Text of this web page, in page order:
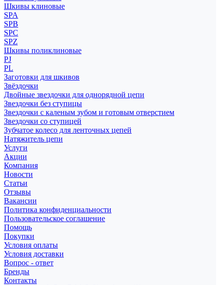
Шкивы клиновые
SPA
SPB
SPC
SPZ
Шкивы поликлиновые
PJ
PL
Заготовки для шкивов
Звёздочки
Двойные звездочки для однорядной цепи
Звездочки без ступицы
Звездочки с каленым зубом и готовым отверстием
Звездочки со ступицей
Зубчатое колесо для ленточных цепей
Натяжитель цепи
Услуги
Акции
Компания
Новости
Статьи
Отзывы
Вакансии
Политика конфиденциальности
Пользовательское соглашение
Помощь
Покупки
Условия оплаты
Условия доставки
Вопрос - ответ
Бренды
Контакты